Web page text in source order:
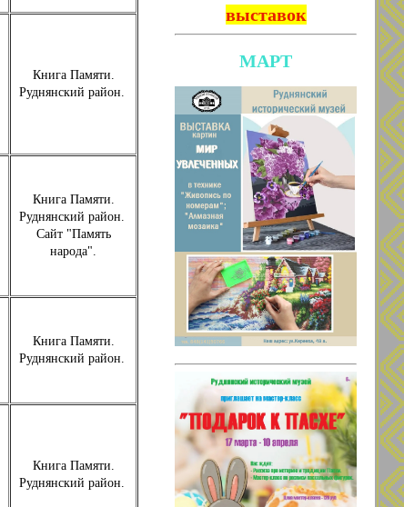
Книга Памяти.
Руднянский район.
Книга Памяти.
Руднянский район.
Сайт "Память
народа".
Книга Памяти.
Руднянский район.
Книга Памяти.
Руднянский район.
выставок
МАРТ